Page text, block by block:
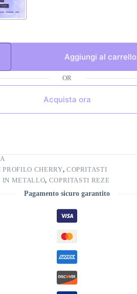
Aggiungi al carrello
Acquista ora
PROFILO CHERRY, COPRITASTI
IN METALLO, COPRITASTI REZE
Pagamento sicuro garantito